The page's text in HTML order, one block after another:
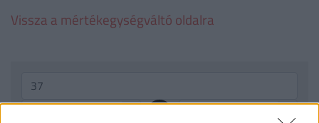
Vissza a mértékegységváltó oldalra